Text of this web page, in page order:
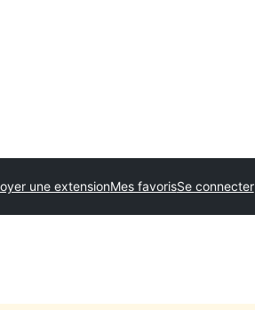
une extensionMes favorisSe connecter